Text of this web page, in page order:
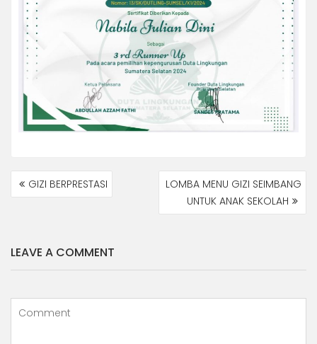
NAVIGASI
POSGIZI BERPRESTASI
LOMBA MENU GIZI SEIMBANG
UNTUK ANAK SEKOLAH
LEAVE A COMMENT